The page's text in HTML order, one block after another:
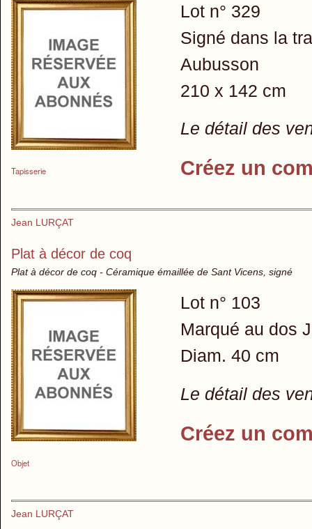
Tapisserie
Lot n° 329
Signé dans la
Aubusson
210 x 142 cm
Le détail des
Créez un
Jean LURÇAT
Plat à décor de coq
Plat à décor de coq - Céramique émaillée de Sant Vicens, signé
Objet
Lot n° 103
Marqué au dos
Diam. 40 cm
Le détail des
Créez un
Jean LURÇAT